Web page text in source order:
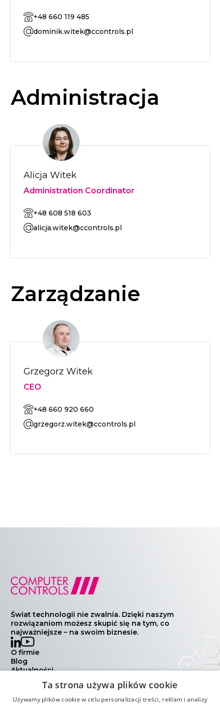
+48 660 119 485
dominik.witek@ccontrols.pl
Administracja
Alicja Witek
Administration Coordinator
+48 608 518 603
alicja.witek@ccontrols.pl
Zarządzanie
Grzegorz Witek
CEO
+48 660 920 660
grzegorz.witek@ccontrols.pl
Świat technologii nie zwalnia. Dzięki naszym
rozwiązaniom możesz skupić się na tym, co
najważniejsze – na swoim biznesie.
O firmie
Blog
Aktualności
Polityka prywatności
Ta strona używa plików cookie
Używamy plików cookie w celu personalizacji treści, reklam i analizy